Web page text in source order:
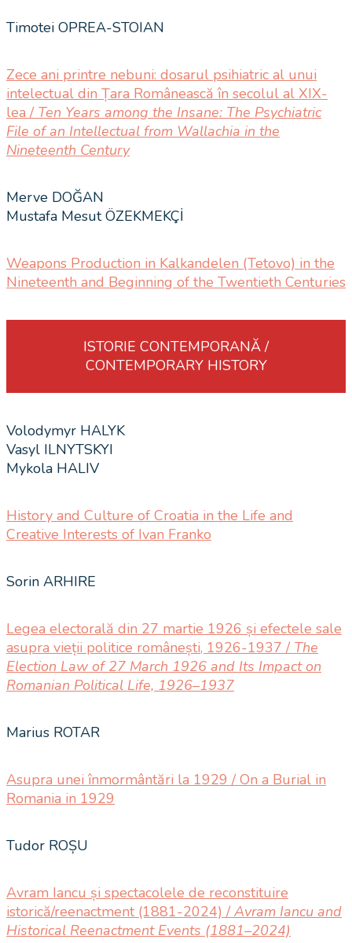
Timotei OPREA-STOIAN
Zece ani printre nebuni: dosarul psihiatric al unui
intelectual din Țara Românească în secolul al XIX-
lea / Ten Years among the Insane: The Psychiatric
File of an Intellectual from Wallachia in the
Nineteenth Century
Merve DOĞAN
Mustafa Mesut ÖZEKMEKÇİ
Weapons Production in Kalkandelen (Tetovo) in the
Nineteenth and Beginning of the Twentieth Centuries
ISTORIE CONTEMPORANĂ /
CONTEMPORARY HISTORY
Volodymyr HALYK
Vasyl ILNYTSKYI
Mykola HALIV
History and Culture of Croatia in the Life and
Creative Interests of Ivan Franko
Sorin ARHIRE
Legea electorală din 27 martie 1926 și efectele sale
asupra vieții politice românești, 1926-1937 / The
Election Law of 27 March 1926 and Its Impact on
Romanian Political Life, 1926–1937
Marius ROTAR
Asupra unei înmormântări la 1929 / On a Burial in
Romania in 1929
Tudor ROȘU
Avram Iancu și spectacolele de reconstituire
istorică/reenactment (1881-2024) /Avram Iancu and
Historical Reenactment Events (1881–2024)